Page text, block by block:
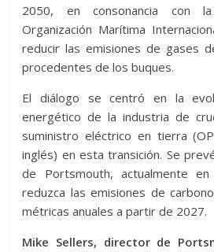
2050, en consonancia con
Organización Marítima
reducir las emisiones de gases
procedentes de los buques.
El diálogo se centró en la
energético de la industria de
suministro eléctrico en tierra
inglés) en esta transición. Se
de Portsmouth, actualmente
reduzca las emisiones de
métricas anuales a partir de 2027.
Mike Sellers, director de